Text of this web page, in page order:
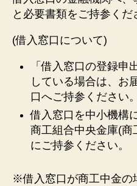
と必要書類をご持参くだ
(借入窓口について)
「借入窓口の登録申
している場合は、お
口へご持参ください。
借入窓口を中小機構
商工組合中央金庫(
にご持参ください。
※借入窓口が商工中金の